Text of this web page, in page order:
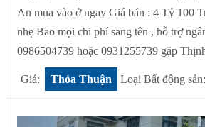
An mua vào ở ngay Giá bán : 4 Tỷ 100
nhẹ Bao mọi chi phí sang tên , hỗ trợ
0986504739 hoặc 0931255739 gặp
Giá: Thỏa Thuận Loại Bất động sản: